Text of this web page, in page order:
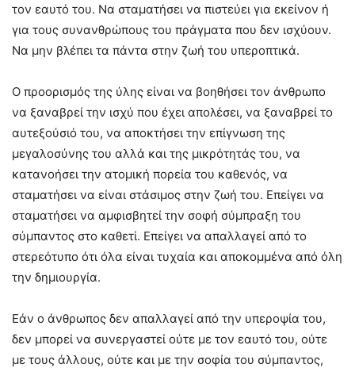
τον εαυτό του. Να σταματήσει να πιστεύει για εκείνον ή
για τους συνανθρώπους του πράγματα που δεν ισχύουν.
Να μην βλέπει τα πάντα στην ζωή του υπεροπτικά.
Ο προορισμός της ύλης είναι να βοηθήσει τον άνθρωπο
να ξαναβρεί την ισχύ που έχει απολέσει, να ξαναβρεί το
αυτεξούσιό του, να αποκτήσει την επίγνωση της
μεγαλοσύνης του αλλά και της μικρότητάς του, να
κατανοήσει την ατομική πορεία του καθενός, να
σταματήσει να είναι στάσιμος στην ζωή του. Επείγει να
σταματήσει να αμφισβητεί την σοφή σύμπραξη του
σύμπαντος στο καθετί. Επείγει να απαλλαγεί από το
στερεότυπο ότι όλα είναι τυχαία και αποκομμένα από όλη
την δημιουργία.
Εάν ο άνθρωπος δεν απαλλαγεί από την υπεροψία του,
δεν μπορεί να συνεργαστεί ούτε με τον εαυτό του, ούτε
με τους άλλους, ούτε και με την σοφία του σύμπαντος,